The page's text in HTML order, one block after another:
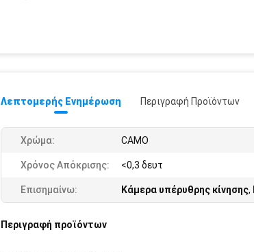
Λεπτομερής Ενημέρωση Περιγραφή Προϊόντων
Χρώμα: CAMO
Χρόνος Απόκρισης: <0,3 δευτ
Επισημαίνω: Κάμερα υπέρυθρης κίνησης,
Περιγραφή προϊόντων